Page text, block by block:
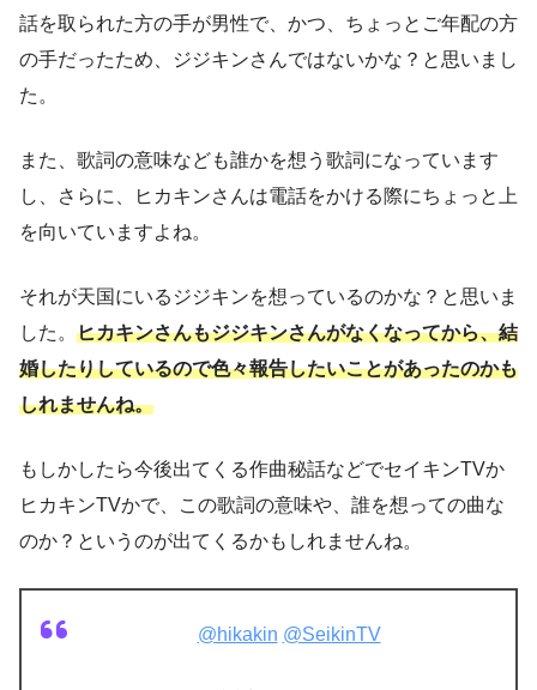
話を取られた方の手が男性で、かつ、ちょっとご年配の方
の手だったため、ジジキンさんではないかな？と思いまし
た。
また、歌詞の意味なども誰かを想う歌詞になっています
し、さらに、ヒカキンさんは電話をかける際にちょっと上
を向いていますよね。
それが天国にいるジジキンを想っているのかな？と思いま
した。 ヒカキンさんもジジキンさんがなくなってから、結
婚したりしているので色々報告したいことがあったのかも
しれませんね。
もしかしたら今後出てくる作曲秘話などでセイキンTVか
ヒカキンTVかで、この歌詞の意味や、誰を想っての曲な
のか？というのが出てくるかもしれませんね。
@hikakin @SeikinTV